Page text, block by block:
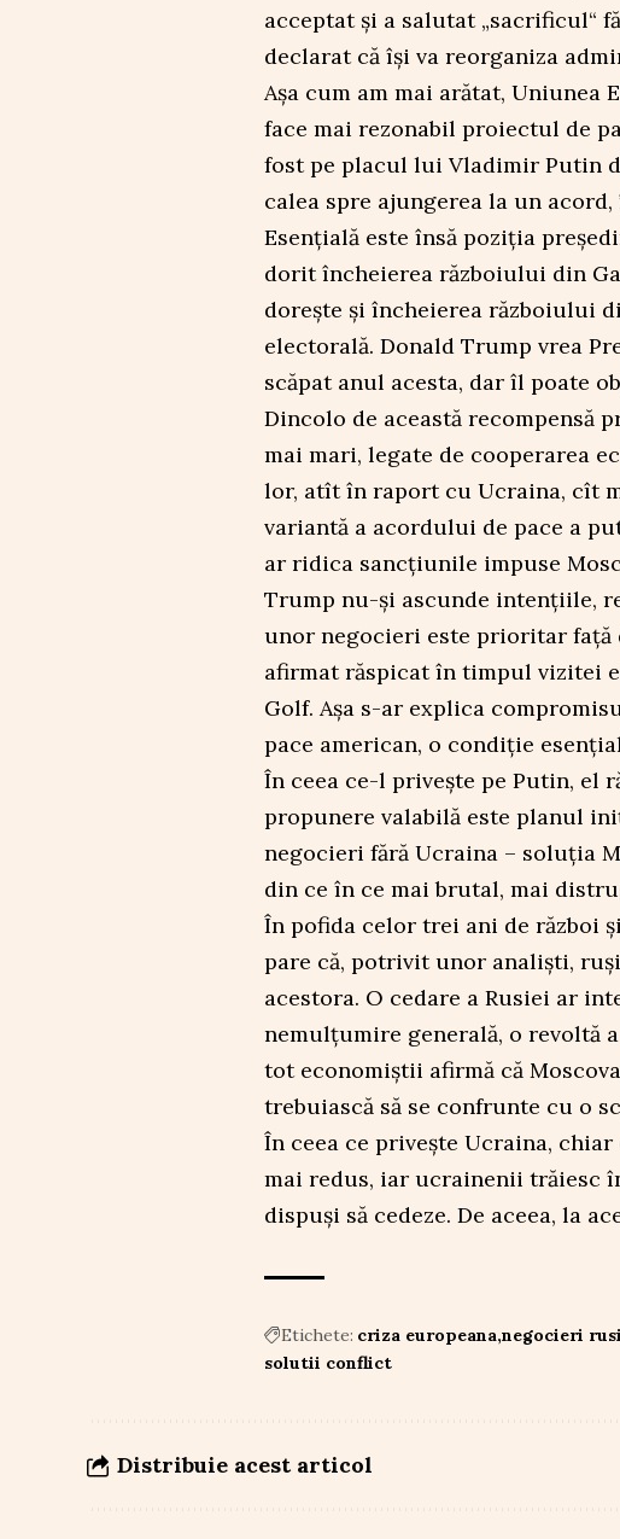
acceptat și a salutat „sacrificul“
declarat că își va reorganiza
Așa cum am mai arătat, Uniunea
face mai rezonabil proiectul de
fost pe placul lui Vladimir Putin
calea spre ajungerea la un
Esențială este însă poziția
dorit încheierea războiului din
dorește și încheierea războiului
electorală. Donald Trump vrea
scăpat anul acesta, dar îl poate
Dincolo de această recompensă
mai mari, legate de cooperarea
lor, atît în raport cu Ucraina, cît
variantă a acordului de pace a
ar ridica sancțiunile impuse
Trump nu-și ascunde intențiile,
unor negocieri este prioritar
afirmat răspicat în timpul vizitei
Golf. Așa s-ar explica
pace american, o condiție
În ceea ce-l privește pe Putin, el
propunere valabilă este planul
negocieri fără Ucraina – soluția
din ce în ce mai brutal, mai
În pofida celor trei ani de război
pare că, potrivit unor analiști,
acestora. O cedare a Rusiei ar
nemulțumire generală, o revoltă
tot economiștii afirmă că
trebuiască să se confrunte cu o
În ceea ce privește Ucraina,
mai redus, iar ucrainenii trăiesc
dispuși să cedeze. De aceea, la
Etichete: criza europeana negocieri
solutii conflict
Distribuie acest articol